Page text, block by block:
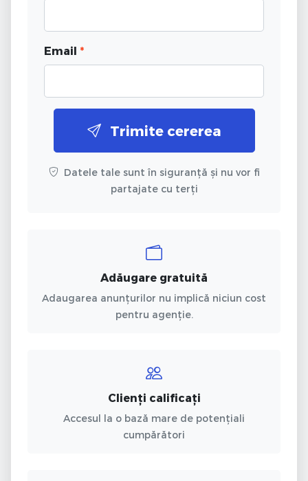
Email *
Trimite cererea
Datele tale sunt în siguranță și nu vor fi
partajate cu terți
Adăugare gratuită
Adaugarea anunțurilor nu implică niciun cost
pentru agenție.
Clienți calificați
Accesul la o bază mare de potențiali
cumpărători